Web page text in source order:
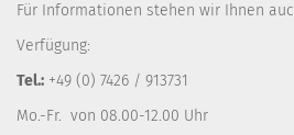
Für Informationen stehen wir Ihnen
Verfügung:
Tel.: +49 (0) 7426 / 913731
Mo.-Fr. von 08.00-12.00 Uhr